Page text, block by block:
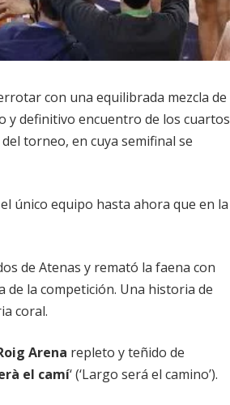
con una equilibrada mezcla de
y definitivo encuentro de los cuartos
del torneo, en cuya semifinal se
único equipo hasta ahora que en la
de Atenas y remató la faena con
la competición. Una historia de
coral.
Arena repleto y teñido de
el camí‘ (‘Largo será el camino’).